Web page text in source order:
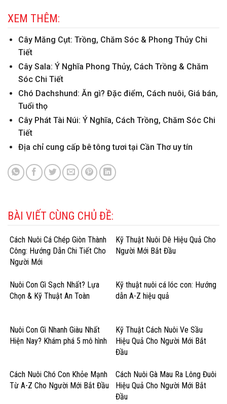
XEM THÊM:
Cây Măng Cụt: Trồng, Chăm Sóc & Phong Thủy Chi
Tiết
Cây Sala: Ý Nghĩa Phong Thủy, Cách Trồng & Chăm
Sóc Chi Tiết
Chó Dachshund: Ăn gì? Đặc điểm, Cách nuôi, Giá bán,
Tuổi thọ
Cây Phát Tài Núi: Ý Nghĩa, Cách Trồng, Chăm Sóc Chi
Tiết
Địa chỉ cung cấp bê tông tươi tại Cần Thơ uy tín
BÀI VIẾT CÙNG CHỦ ĐỀ:
Cách Nuôi Cá Chép Giòn Thành
Công: Hướng Dẫn Chi Tiết Cho
Người Mới
Kỹ Thuật Nuôi Dê Hiệu Quả Cho
Người Mới Bắt Đầu
Nuôi Con Gì Sạch Nhất? Lựa
Chọn & Kỹ Thuật An Toàn
Kỹ thuật nuôi cá lóc con: Hướng
dẫn A-Z hiệu quả
Nuôi Con Gì Nhanh Giàu Nhất
Hiện Nay? Khám phá 5 mô hình
Kỹ Thuật Cách Nuôi Ve Sầu
Hiệu Quả Cho Người Mới Bắt
Đầu
Cách Nuôi Chó Con Khỏe Mạnh
Từ A-Z Cho Người Mới Bắt Đầu
Cách Nuôi Gà Mau Ra Lông Đuôi
Hiệu Quả Cho Người Mới Bắt
Đầu